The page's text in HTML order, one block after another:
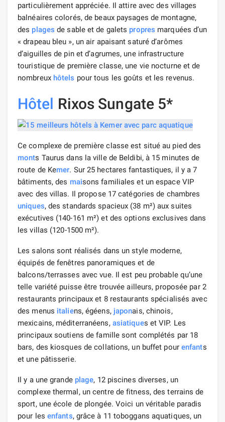
particulièrement appréciée. Il attire avec des villages
balnéaires colorés, de beaux paysages de montagne,
des plages de sable et de galets propres marquées d’un
« drapeau bleu », un air apaisant saturé d’arômes
d’aiguilles de pin et d’agrumes, une infrastructure
touristique de première classe, une vie nocturne et de
nombreux hôtels pour tous les goûts et les revenus.
Hôtel Rixos Sungate 5*
Ce complexe de première classe est situé au pied des
monts Taurus dans la ville de Beldibi, à 15 minutes de
route de Kemer. Sur 25 hectares fantastiques, il y a 7
bâtiments, des maisons familiales et un espace VIP
avec des villas. Il propose 17 catégories de chambres
uniques, des standards spacieux (38 m²) aux suites
exécutives (140-161 m²) et des options exclusives dans
les villas (120-1500 m²).
Les salons sont réalisés dans un style moderne,
équipés de fenêtres panoramiques et de
balcons/terrasses avec vue. Il est peu probable qu’une
telle variété puisse être trouvée ailleurs, proposée par 2
restaurants principaux et 8 restaurants spécialisés avec
des menus italiens, égéens, japonais, chinois,
mexicains, méditerranéens, asiatiques et VIP. Les
principaux soutiens de famille sont complétés par 18
bars, des kiosques de collations, un buffet pour enfants
et une pâtisserie.
Il y a une grande plage, 12 piscines diverses, un
complexe thermal, un centre de fitness, des terrains de
sport, une école de plongée. Voici un véritable paradis
pour les enfants, grâce à 11 toboggans aquatiques, un